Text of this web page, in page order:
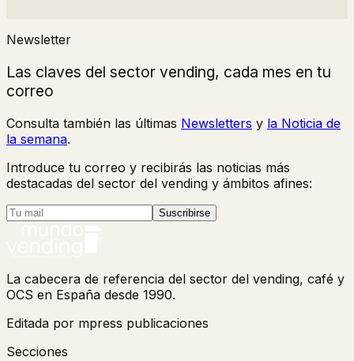
Newsletter
Las claves del sector vending, cada mes en tu
correo
Consulta también las últimas Newsletters y la Noticia de
la semana.
Introduce tu correo y recibirás las noticias más
destacadas del sector del vending y ámbitos afines:
Suscribirse
La cabecera de referencia del sector del vending, café y
OCS en España desde 1990.
Editada por mpress publicaciones
Secciones